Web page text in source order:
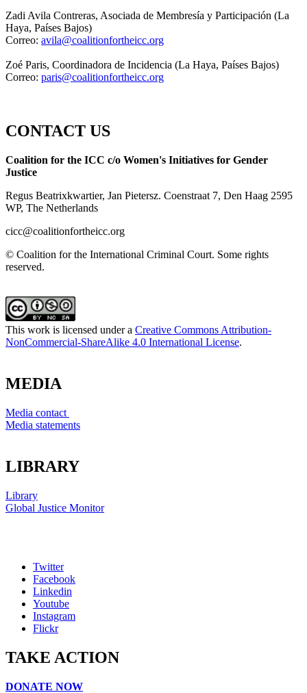
Zadi Avila Contreras, Asociada de Membresía y Participación (La
Haya, Países Bajos)
Correo: avila@coalitionfortheicc.org
Zoé Paris, Coordinadora de Incidencia (La Haya, Países Bajos)
Correo: paris@coalitionfortheicc.org
CONTACT US
Coalition for the ICC c/o Women's Initiatives for Gender
Justice
Regus Beatrixkwartier, Jan Pietersz. Coenstraat 7, Den Haag 2595
WP, The Netherlands
cicc@coalitionfortheicc.org
© Coalition for the International Criminal Court. Some rights
reserved.
This work is licensed under a Creative Commons Attribution-
NonCommercial-ShareAlike 4.0 International License.
MEDIA
Media contact
Media statements
LIBRARY
Library
Global Justice Monitor
Twitter
Facebook
Linkedin
Youtube
Instagram
Flickr
TAKE ACTION
DONATE NOW